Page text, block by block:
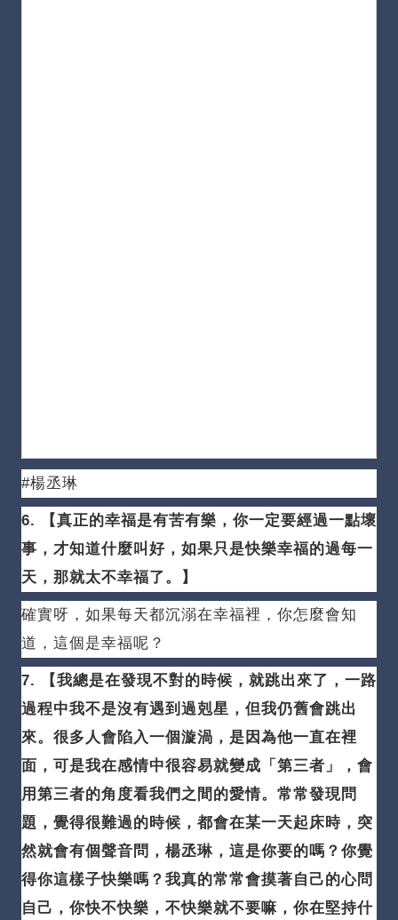
#楊丞琳
6. 【真正的幸福是有苦有樂，你一定要經過一點壞
事，才知道什麼叫好，如果只是快樂幸福的過每一
天，那就太不幸福了。
】
確實呀，如果每天都沉溺在幸福裡，你怎麼會知
道，這個是幸福呢？
7. 【我總是在發現不對的時候，就跳出來了，一路
過程中我不是沒有遇到過剋星，但我仍舊會跳出
來。 很多人會陷入一個漩渦，是因為他一直在裡
面，可是我在感情中很容易就變成「第三者」，會
用第三者的角度看我們之間的愛情。 常常發現問
題，覺得很難過的時候，都會在某一天起床時，突
然就會有個聲音問，楊丞琳，這是你要的嗎？ 你覺
得你這樣子快樂嗎？ 我真的常常會摸著自己的心問
自己，你快不快樂，不快樂就不要嘛，你在堅持什